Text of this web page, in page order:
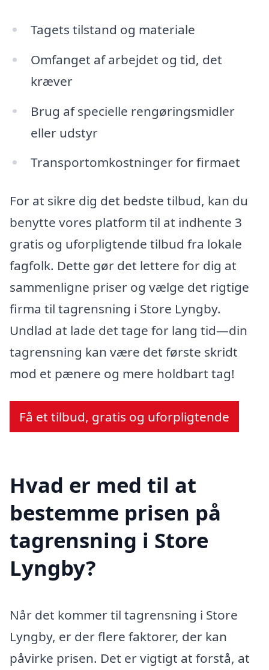
Tagets tilstand og materiale
Omfanget af arbejdet og tid, det
kræver
Brug af specielle rengøringsmidler
eller udstyr
Transportomkostninger for firmaet
For at sikre dig det bedste tilbud, kan du
benytte vores platform til at indhente 3
gratis og uforpligtende tilbud fra lokale
fagfolk. Dette gør det lettere for dig at
sammenligne priser og vælge det rigtige
firma til tagrensning i Store Lyngby.
Undlad at lade det tage for lang tid—din
tagrensning kan være det første skridt
mod et pænere og mere holdbart tag!
Få et tilbud, gratis og uforpligtende
Hvad er med til at
bestemme prisen på
tagrensning i Store
Lyngby?
Når det kommer til tagrensning i Store
Lyngby, er der flere faktorer, der kan
påvirke prisen. Det er vigtigt at forstå, at